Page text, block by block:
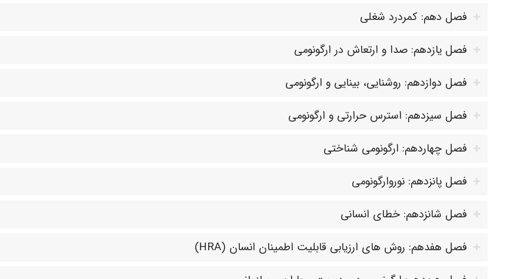
فصل دهم: کمردرد شغلی
فصل یازدهم: صدا و ارتعاش در ارگونومی
فصل دوازدهم: روشنایی، بینایی و ارگونومی
فصل سیزدهم: استرس حرارتی و ارگونومی
فصل چهاردهم: ارگونومی شناختی
فصل پانزدهم: نوروارگونومی
فصل شانزدهم: خطای انسانی
فصل هفدهم: روش های ارزیابی قابلیت اطمینان انسان (HRA)